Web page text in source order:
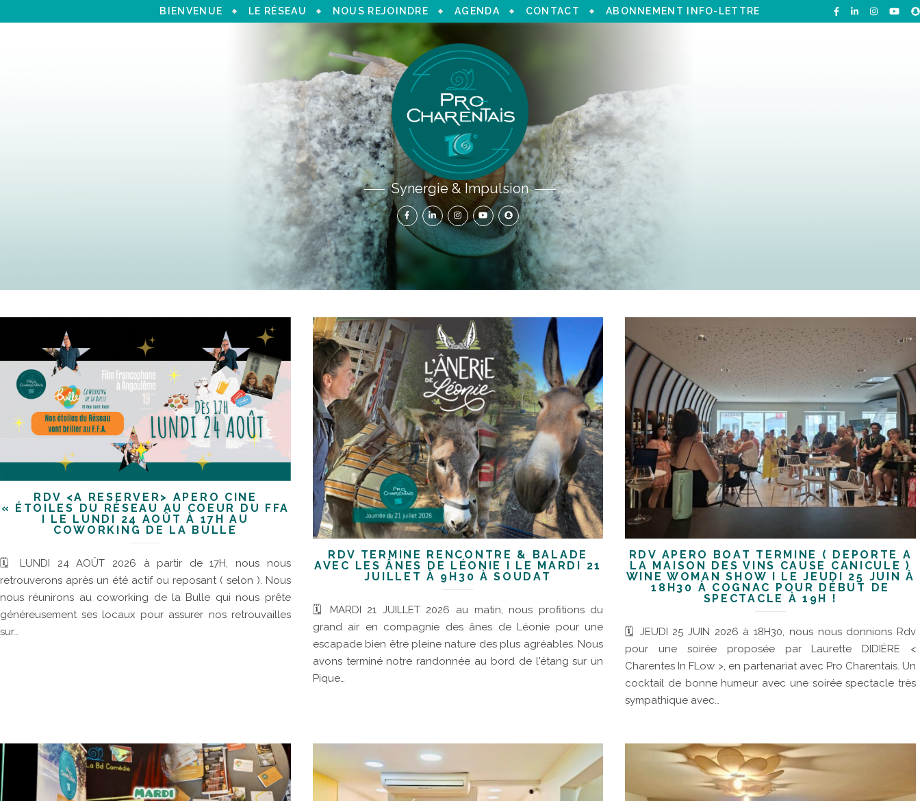
BIENVENUE LE RÉSEAU NOUS REJOINDRE AGENDA CONTACT ABONNEMENT INFO-LETTRE
Synergie & Impulsion
RDV <À RÉSERVER> APÉRO CINÉ
« ÉTOILES DU RÉSEAU AU COEUR DU FFA
I LE LUNDI 24 AOÛT À 17H AU
COWORKING DE LA BULLE
🗓 LUNDI 24 AOÛT 2026 à partir de 17H, nous nous
retrouverons après un été actif ou reposant ( selon ). Nous
nous réunirons au coworking de la Bulle qui nous prête
généreusement ses locaux pour assurer nos retrouvailles
sur…
RDV TERMINÉ RENCONTRE & BALADE
AVEC LES ÂNES DE LÉONIE I LE MARDI 21
JUILLET À 9H30 À SOUDAT
🗓 MARDI 21 JUILLET 2026 au matin, nous profitions du
grand air en compagnie des ânes de Léonie pour une
escapade bien être pleine nature des plus agréables. Nous
avons terminé notre randonnée au bord de l'étang sur un
Pique…
RDV APÉRO BOAT TERMINÉ ( DÉPORTÉ À
LA MAISON DES VINS CAUSE CANICULE )
WINE WOMAN SHOW I LE JEUDI 25 JUIN À
18H30 À COGNAC POUR DÉBUT DE
SPECTACLE À 19H !
🗓 JEUDI 25 JUIN 2026 à 18H30, nous nous donnions Rdv
pour une soirée proposée par Laurette DIDIÈRE <
Charentes In FLow >, en partenariat avec Pro Charentais. Un
cocktail de bonne humeur avec une soirée spectacle très
sympathique avec…